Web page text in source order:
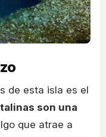
de esta isla es el
son una
que atrae a